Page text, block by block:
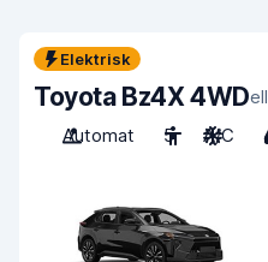
Elektrisk
Toyota Bz4X 4WD
Automat
5 A/C